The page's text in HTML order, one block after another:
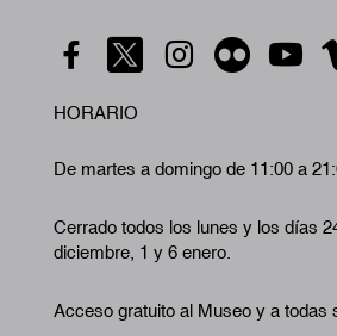
HORARIO
De martes a domingo de 11:00 a
Cerrado todos los lunes y los días
diciembre, 1 y 6 enero.
Acceso gratuito al Museo y a todas